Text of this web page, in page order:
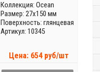
Коллекция: Ocean
Размер: 27x150 мм
Поверхность: глянцевая
Артикул: 10345
Цена: 654 руб/шт